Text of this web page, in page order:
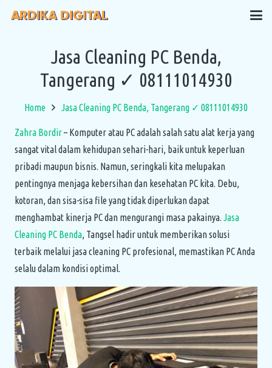
Jasa Cleaning PC Benda,
Tangerang ✓ 08111014930
Home Jasa Cleaning PC Benda, Tangerang ✓ 08111014930
Zahra Bordir– Komputer atau PC adalah salah satu alat kerja yang
sangat vital dalam kehidupan sehari-hari, baik untuk keperluan
pribadi maupun bisnis. Namun, seringkali kita melupakan
pentingnya menjaga kebersihan dan kesehatan PC kita. Debu,
kotoran, dan sisa-sisa file yang tidak diperlukan dapat
menghambat kinerja PC dan mengurangi masa pakainya. Jasa
Cleaning PC Benda, Tangsel hadir untuk memberikan solusi
terbaik melalui jasa cleaning PC profesional, memastikan PC Anda
selalu dalam kondisi optimal.